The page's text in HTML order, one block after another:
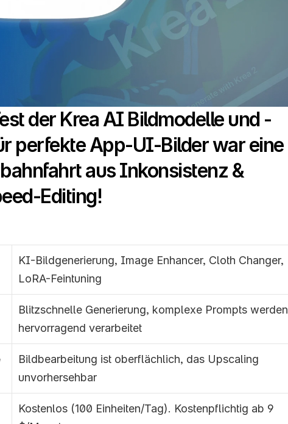
der Krea AI Bildmodelle und -
perfekte App-UI-Bilder war eine
aus Inkonsistenz &
Editing!
KI-Bildgenerierung, Image Enhancer, Cloth Changer,
LoRA-Feintuning
Blitzschnelle Generierung, komplexe Prompts werden
hervorragend verarbeitet
Bildbearbeitung ist oberflächlich, das Upscaling
unvorhersehbar
Kostenlos (100 Einheiten/Tag). Kostenpflichtig ab 9